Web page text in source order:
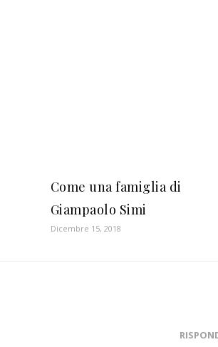
Come una famiglia di
Giampaolo Simi
Dicembre 15, 2018